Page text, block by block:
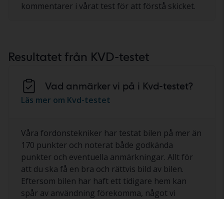
kommentarer i vårat test för att förstå skicket.
Resultatet från KVD-testet
Vad anmärker vi på i Kvd-testet?
Läs mer om Kvd-testet
Våra fordonstekniker har testat bilen på mer än
170 punkter och noterat både godkända
punkter och eventuella anmärkningar. Allt för
att du ska få en bra och rättvis bild av bilen.
Eftersom bilen har haft ett tidigare hem kan
spår av användning förekomma, något vi